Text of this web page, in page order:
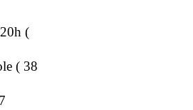
(
( 38